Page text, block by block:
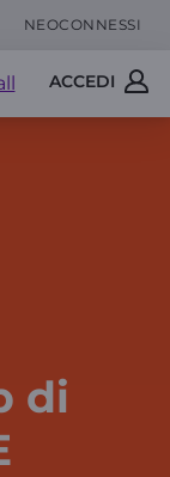
NEOCONNESSI
ACCEDI
di